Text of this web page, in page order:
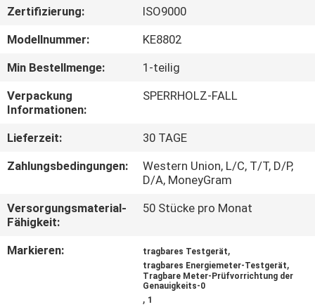
FABRIK-
AUSFLUG
QUALITÄTSKONTROLLE
TRETEN
SIE
UNS
IN
VERBINDUNG
Zertifizierung:
ISO9000
Modellnummer:
KE8802
Min Bestellmenge:
1-teilig
Verpackung
Informationen:
SPERRHOLZ-FALL
Lieferzeit:
30 TAGE
Zahlungsbedingungen:
Western Union, L/C, T/T, D/P,
D/A, MoneyGram
Versorgungsmaterial-
Fähigkeit:
50 Stücke pro Monat
Markieren: tragbares Testgerät,
tragbares Energiemeter-Testgerät,
Tragbare Meter-Prüfvorrichtung der
Genauigkeits-0
, 1